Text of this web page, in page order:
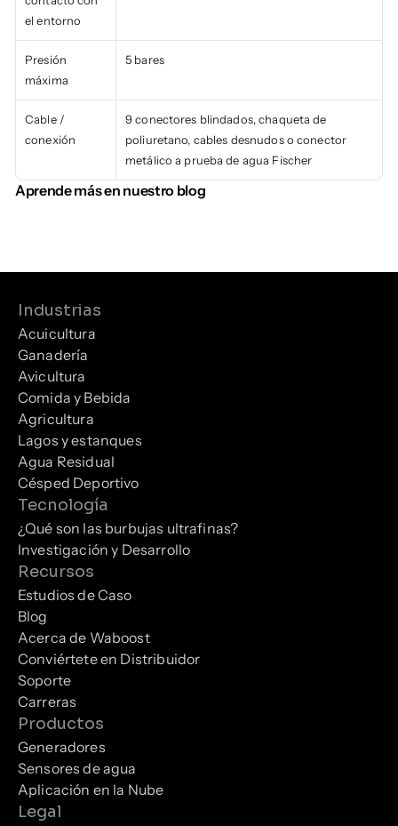
el entorno
Presión
máxima
5 bares
Cable /
conexión
9 conectores blindados, chaqueta de
poliuretano, cables desnudos o conector
metálico a prueba de agua Fischer
Aprende más en nuestro blog
Industrias
Acuicultura
Ganadería
Avicultura
Comida y Bebida
Agricultura
Lagos y estanques
Agua Residual
Césped Deportivo
Tecnología
¿Qué son las burbujas ultrafinas?
Investigación y Desarrollo
Recursos
Estudios de Caso
Blog
Acerca de Waboost
Conviértete en Distribuidor
Soporte
Carreras
Productos
Generadores
Sensores de agua
Aplicación en la Nube
Legal